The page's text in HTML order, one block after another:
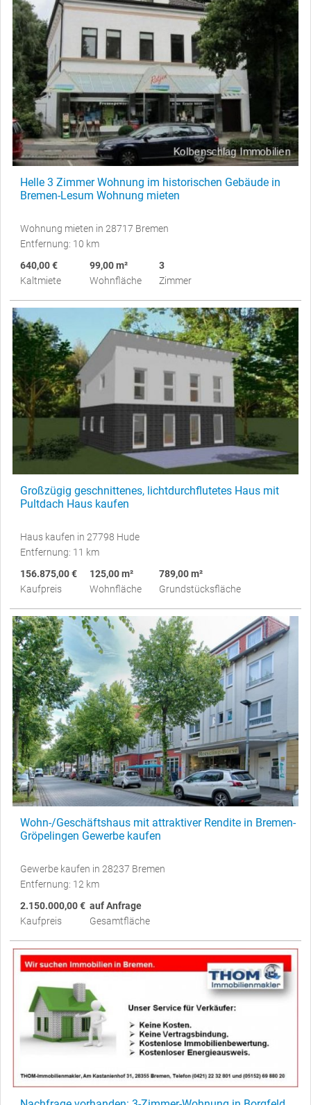
Helle 3 Zimmer Wohnung im historischen Gebäude in
Bremen-Lesum Wohnung mieten
Wohnung mieten in 28717 Bremen
Entfernung: 10 km
640,00 €
Kaltmiete
99,00 m²
Wohnfläche
3
Zimmer
Großzügig geschnittenes, lichtdurchflutetes Haus mit
Pultdach Haus kaufen
Haus kaufen in 27798 Hude
Entfernung: 11 km
156.875,00 €
Kaufpreis
125,00 m²
Wohnfläche
789,00 m²
Grundstücksfläche
Wohn-/Geschäftshaus mit attraktiver Rendite in Bremen-
Gröpelingen Gewerbe kaufen
Gewerbe kaufen in 28237 Bremen
Entfernung: 12 km
2.150.000,00 €
Kaufpreis
auf Anfrage
Gesamtfläche